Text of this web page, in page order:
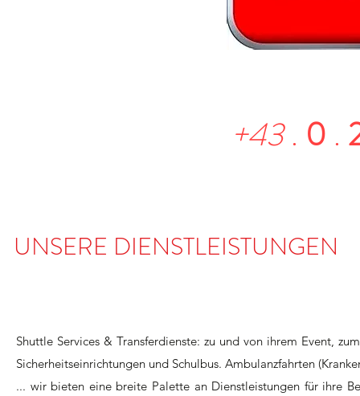
+43. 0 .
UNSERE DIENSTLEISTUNGEN
Shuttle Services & Transferdienste: zu und von ihrem Event,
Sicherheitseinrichtungen und Schulbus. Ambulanzfahrten
... wir bieten eine breite Palette an Dienstleistungen für ihre